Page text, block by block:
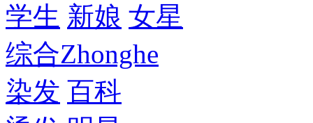
学生 新娘 女星
综合Zhonghe
染发 百科